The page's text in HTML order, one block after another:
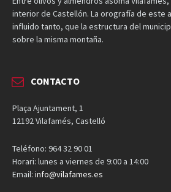
interior de Castellón. La orografía de este
influido tanto, que la estructura del
sobre la misma montaña.
CONTACTO
Plaça Ajuntament, 1
12192 Vilafamés, Castelló
Teléfono: 964 32 90 01
Horari: lunes a viernes de 9:00 a 14:00
Email: info@vilafames.es